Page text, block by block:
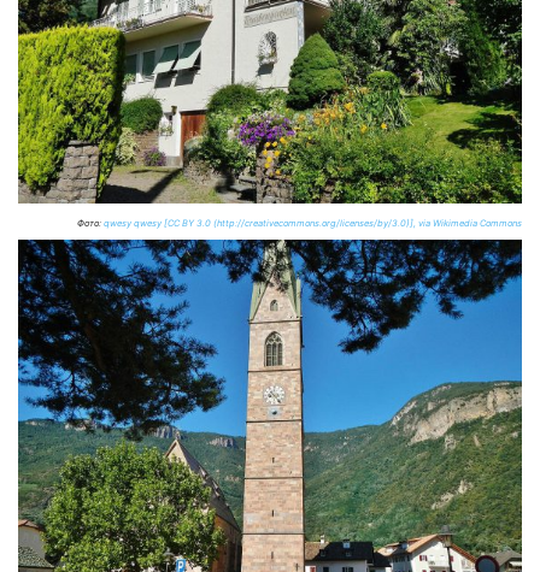
Фото: qwesy qwesy [CC BY 3.0 (http://creativecommons.org/licenses/by/3.0)], via Wikimedia Commons